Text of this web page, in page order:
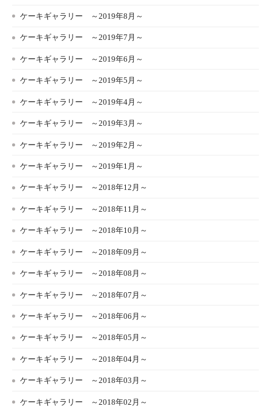
ケーキギャラリー ～2019年8月～
ケーキギャラリー ～2019年7月～
ケーキギャラリー ～2019年6月～
ケーキギャラリー ～2019年5月～
ケーキギャラリー ～2019年4月～
ケーキギャラリー ～2019年3月～
ケーキギャラリー ～2019年2月～
ケーキギャラリー ～2019年1月～
ケーキギャラリー ～2018年12月～
ケーキギャラリー ～2018年11月～
ケーキギャラリー ～2018年10月～
ケーキギャラリー ～2018年09月～
ケーキギャラリー ～2018年08月～
ケーキギャラリー ～2018年07月～
ケーキギャラリー ～2018年06月～
ケーキギャラリー ～2018年05月～
ケーキギャラリー ～2018年04月～
ケーキギャラリー ～2018年03月～
ケーキギャラリー ～2018年02月～